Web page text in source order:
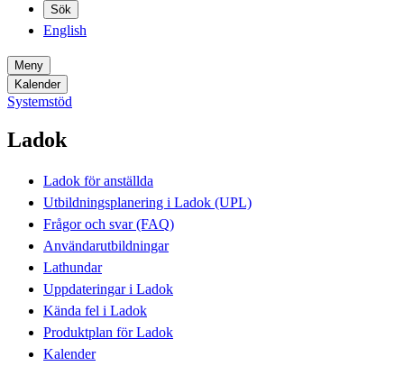
Sök
English
Meny
Kalender
Systemstöd
Ladok
Ladok för anställda
Utbildningsplanering i Ladok (UPL)
Frågor och svar (FAQ)
Användarutbildningar
Lathundar
Uppdateringar i Ladok
Kända fel i Ladok
Produktplan för Ladok
Kalender